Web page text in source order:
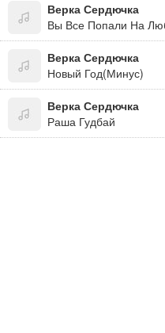
Верка Сердючка
Верка Сердючка
Новый Год(Минус)
Верка Сердючка
Раша Гудбай